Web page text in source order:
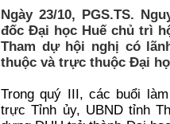
Ngày 23/10, PGS.TS.
đốc Đại học Huế chủ trì
Tham dự hội nghị có
thuộc và trực thuộc Đại
Trong quý III, các buổi
trực Tỉnh ủy, UBND tỉnh